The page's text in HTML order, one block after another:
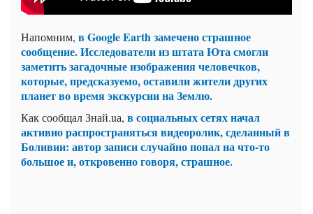
Напомним, в Google Earth замечено страшное
сообщение. Исследователи из штата Юта смогли
заметить загадочные изображения человечков,
которые, предсказуемо, оставили жители других
планет во время экскурсии на Землю.
Как сообщал Знай.uа, в социальных сетях начал
активно распространяться видеоролик, сделанный в
Боливии: автор записи случайно попал на что-то
большое и, откровенно говоря, страшное.